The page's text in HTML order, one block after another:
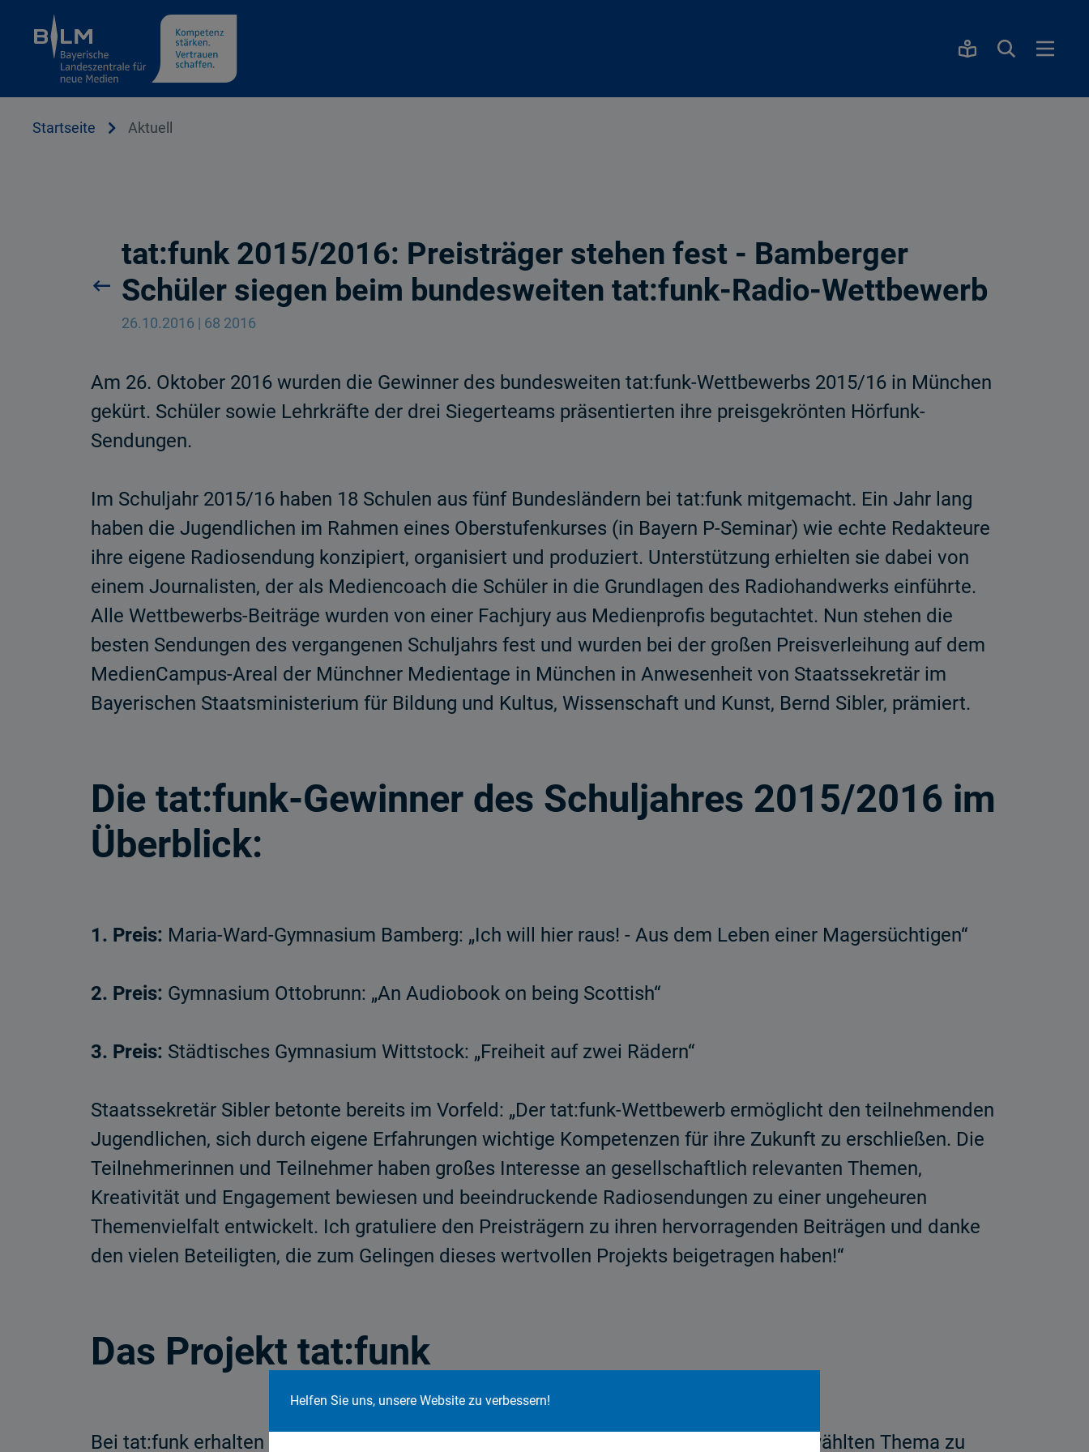
Cookie Hinweis
Helfen Sie uns, unsere Website zu verbessern!
Startseite Aktuell
tat:funk 2015/2016: Preisträger stehen fest - Bamberger
Schüler siegen beim bundesweiten tat:funk-Radio-Wettbewerb
26.10.2016 | 68 2016
Am 26. Oktober 2016 wurden die Gewinner des bundesweiten tat:funk-Wettbewerbs 2015/16 in München
gekürt. Schüler sowie Lehrkräfte der drei Siegerteams präsentierten ihre preisgekrönten Hörfunk-
Sendungen.
Im Schuljahr 2015/16 haben 18 Schulen aus fünf Bundesländern bei tat:funk mitgemacht. Ein Jahr lang
haben die Jugendlichen im Rahmen eines Oberstufenkurses (in Bayern P-Seminar) wie echte Redakteure
ihre eigene Radiosendung konzipiert, organisiert und produziert. Unterstützung erhielten sie dabei von
einem Journalisten, der als Mediencoach die Schüler in die Grundlagen des Radiohandwerks einführte.
Alle Wettbewerbs-Beiträge wurden von einer Fachjury aus Medienprofis begutachtet. Nun stehen die
besten Sendungen des vergangenen Schuljahrs fest und wurden bei der großen Preisverleihung auf dem
MedienCampus-Areal der Münchner Medientage in München in Anwesenheit von Staatssekretär im
Bayerischen Staatsministerium für Bildung und Kultus, Wissenschaft und Kunst, Bernd Sibler, prämiert.
Die tat:funk-Gewinner des Schuljahres 2015/2016 im
Überblick:
1. Preis: Maria-Ward-Gymnasium Bamberg: „Ich will hier raus! - Aus dem Leben einer Magersüchtigen“
2. Preis: Gymnasium Ottobrunn: „An Audiobook on being Scottish“
3. Preis: Städtisches Gymnasium Wittstock: „Freiheit auf zwei Rädern“
Staatssekretär Sibler betonte bereits im Vorfeld: „Der tat:funk-Wettbewerb ermög­licht den teilnehmenden
Jugendlichen, sich durch eigene Erfahrungen wichtige Kompetenzen für ihre Zukunft zu erschließen. Die
Teilnehmerinnen und Teilnehmer haben großes Interesse an gesellschaftlich relevanten Themen,
Kreativität und Engagement bewiesen und beeindruckende Radiosendungen zu einer ungeheuren
Themenvielfalt entwickelt. Ich gratuliere den Preisträgern zu ihren hervorragenden Beiträgen und danke
den vielen Beteiligten, die zum Gelingen dieses wertvollen Projekts beigetragen haben!“
Das Projekt tat:funk
Bei tat:funk erhalten die Schüler den Auftrag, eine Radiosendung zu einem selbst­gewählten Thema zu